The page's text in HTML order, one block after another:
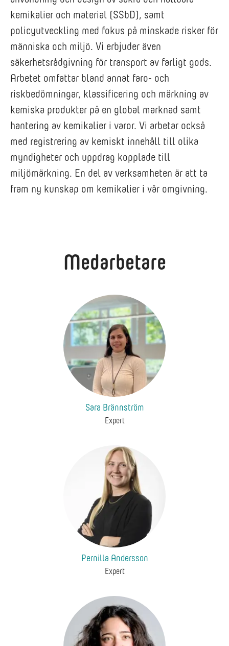
kemikalier och material (SSbD), samt
policyutveckling med fokus på minskade risker för
människa och miljö. Vi erbjuder även
säkerhetsrådgivning för transport av farligt gods.
Arbetet omfattar bland annat faro- och
riskbedömningar, klassificering och märkning av
kemiska produkter på en global marknad samt
hantering av kemikalier i varor. Vi arbetar också
med registrering av kemiskt innehåll till olika
myndigheter och uppdrag kopplade till
miljömärkning. En del av verksamheten är att ta
fram ny kunskap om kemikalier i vår omgivning.
Medarbetare
Sara Brännström
Expert
Pernilla Andersson
Expert